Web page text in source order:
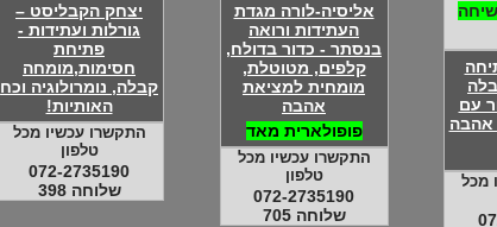
עם
אהבה
מכל
אליסיה-לורה מגדת
העתידות ורואה
בנסתר - כדור בדולח,
קלפים, מטוטלת,
מומחית למציאת
אהבה
פופולארית מאד
התקשרו עכשיו מכל
טלפון
072-2735190
שלוחה 705
יצחק הקבליסט –
גורלות ועתידות -
פתיחת
חסימות,מומחה
קבלה, נומרולוגיה וכח
האותיות!
התקשרו עכשיו מכל
טלפון
072-2735190
שלוחה 398